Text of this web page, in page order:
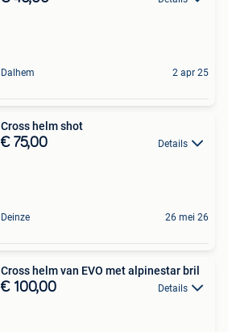
Dalhem 2 apr 25
Cross helm shot
€ 75,00 Details
Deinze 26 mei 26
Cross helm van EVO met alpinestar bril
€ 100,00 Details